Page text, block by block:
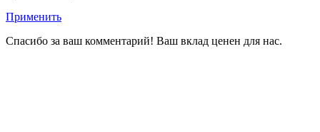
Применить
Спасибо за ваш комментарий! Ваш вклад ценен для нас.